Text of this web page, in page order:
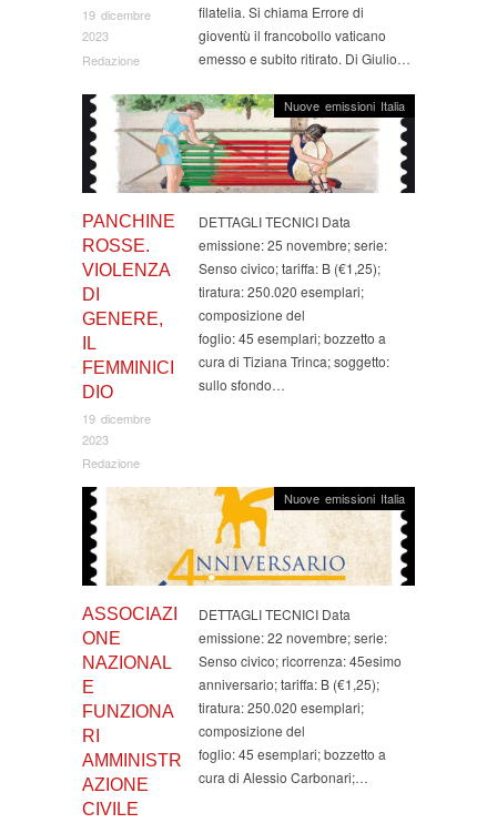
19 dicembre
2023
Redazione
filatelia. Si chiama Errore di
gioventù il francobollo vaticano
emesso e subito ritirato. Di Giulio…
PANCHINE
ROSSE.
VIOLENZA
DI
GENERE,
IL
FEMMINICI
DIO
19 dicembre
2023
Redazione
Nuove emissioni Italia
DETTAGLI TECNICI Data
emissione: 25 novembre; serie:
Senso civico; tariffa: B (€1,25);
tiratura: 250.020 esemplari;
composizione del
foglio: 45 esemplari; bozzetto a
cura di Tiziana Trinca; soggetto:
sullo sfondo…
ASSOCIAZI
ONE
NAZIONAL
E
FUNZIONA
RI
AMMINISTR
AZIONE
CIVILE
Nuove emissioni Italia
DETTAGLI TECNICI Data
emissione: 22 novembre; serie:
Senso civico; ricorrenza: 45esimo
anniversario; tariffa: B (€1,25);
tiratura: 250.020 esemplari;
composizione del
foglio: 45 esemplari; bozzetto a
cura di Alessio Carbonari;…